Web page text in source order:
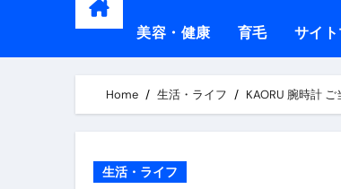
【医者が解説】この
【美容】ダイエット
【1日ダイエットル
美容・健康 育毛 サイ
Home 生活・ライフ KAORU 腕時計
生活・ライフ